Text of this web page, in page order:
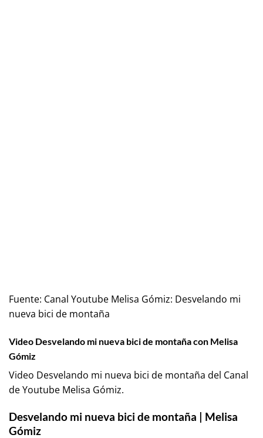
Fuente: Canal Youtube Melisa Gómiz: Desvelando mi
nueva bici de montaña
Video Desvelando mi nueva bici de montaña con Melisa
Gómiz
Video Desvelando mi nueva bici de montaña del Canal
de Youtube Melisa Gómiz.
Desvelando mi nueva bici de montaña | Melisa
Gómiz